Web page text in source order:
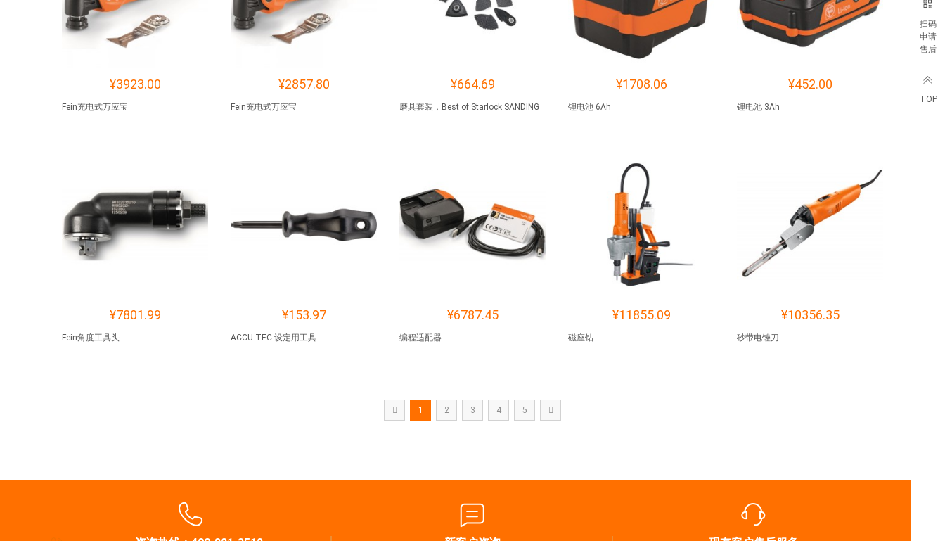
¥3923.00
Fein充电式万应宝
¥2857.80
Fein充电式万应宝
¥664.69
磨具套装，Best of Starlock SANDING
¥1708.06
锂电池 6Ah
¥452.00
锂电池 3Ah
¥7801.99
Fein角度工具头
¥153.97
ACCU TEC 设定用工具
¥6787.45
编程适配器
¥11855.09
磁座钻
¥10356.35
砂带电锉刀
1 2 3 4 5
扫码
申请
售后
TOP